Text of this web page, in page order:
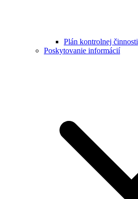
Plán kontrolnej činnosti
Poskytovanie informácií